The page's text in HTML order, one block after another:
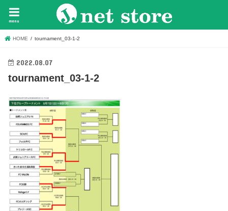
menu
HOME tournament_03-1-2
2022.08.07
tournament_03-1-2